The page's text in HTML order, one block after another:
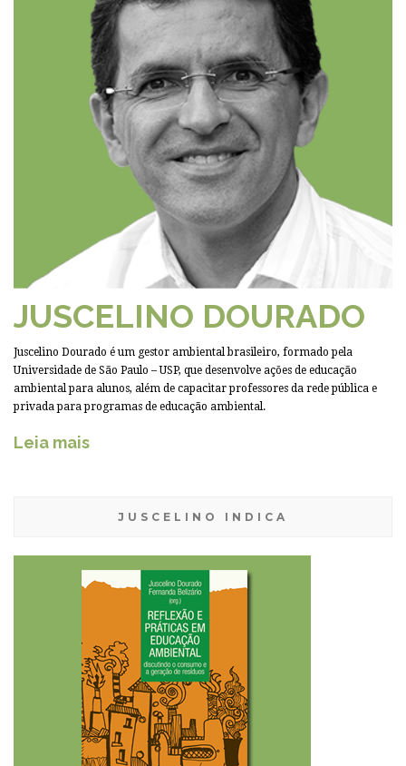
JUSCELINO DOURADO
Juscelino Dourado é um gestor ambiental brasileiro, formado pela
Universidade de São Paulo – USP, que desenvolve ações de educação
ambiental para alunos, além de capacitar professores da rede pública e
privada para programas de educação ambiental.
Leia mais
JUSCELINO INDICA